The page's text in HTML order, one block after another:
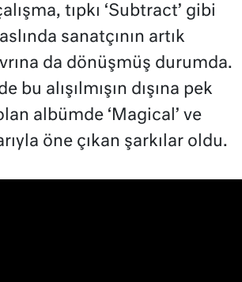
tıpkı ‘Subtract’ gibi
sanatçının artık
da dönüşmüş durumda.
bu alışılmışın dışına pek
albümde ‘Magical’ ve
öne çıkan şarkılar oldu.